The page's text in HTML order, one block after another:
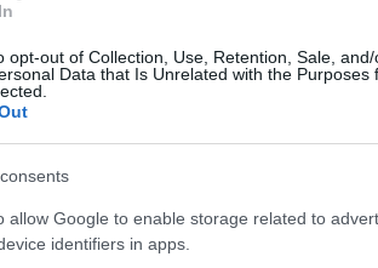
opt-out of Collection, Use, Retention, Sale,
Data that Is Unrelated with the Purposes
allow Google to enable storage related to
identifiers in apps.